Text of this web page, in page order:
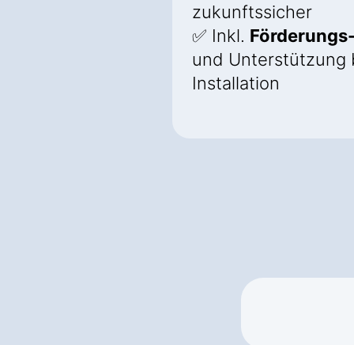
zukunftssicher
✅ Inkl.
und Unterstützung
Installation